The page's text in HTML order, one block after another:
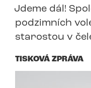
Jdeme dál!
podzimních
starostou v
TISKOVÁ ZPRÁVA